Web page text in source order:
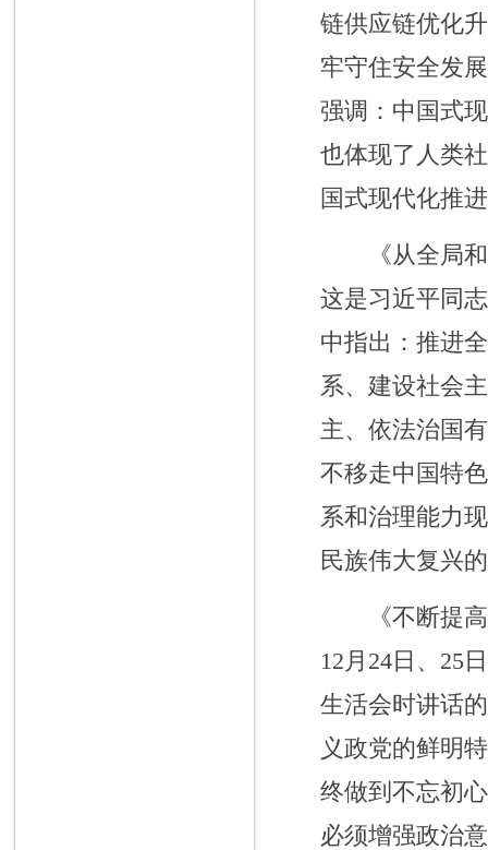
链供应链优化
牢守住安全发
强调：中国式
也体现了人类
国式现代化推
《从全局和
这是习近平同
中指出：推进
系、建设社会
主、依法治国
不移走中国特
系和治理能力
民族伟大复兴
《不断提高
12月24日、25
生活会时讲话
义政党的鲜明
终做到不忘初
必须增强政治